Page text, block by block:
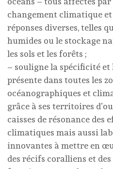
changement climatique
réponses diverses, telles
humides ou le stockage
les sols et les forêts ;
– souligne la spécificité et
présente dans toutes les
océanographiques et
grâce à ses territoires
caisses de résonance des
climatiques mais aussi
innovantes à mettre en
des récifs coralliens et